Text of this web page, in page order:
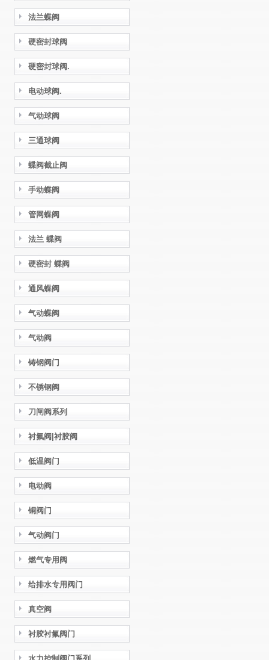
法兰蝶阀
硬密封球阀
硬密封球阀.
电动球阀.
气动球阀
三通球阀
蝶阀截止阀
手动蝶阀
管网蝶阀
法兰 蝶阀
硬密封 蝶阀
通风蝶阀
气动蝶阀
气动阀
铸钢阀门
不锈钢阀
刀闸阀系列
衬氟阀|衬胶阀
低温阀门
电动阀
铜阀门
气动阀门
燃气专用阀
给排水专用阀门
真空阀
衬胶衬氟阀门